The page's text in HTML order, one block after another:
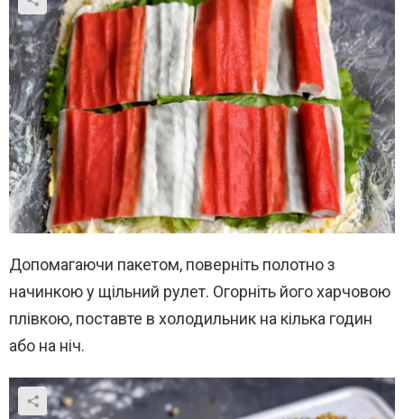
Допомагаючи пакетом, поверніть полотно з
начинкою у щільний рулет. Огорніть його харчовою
плівкою, поставте в холодильник на кілька годин
або на ніч.